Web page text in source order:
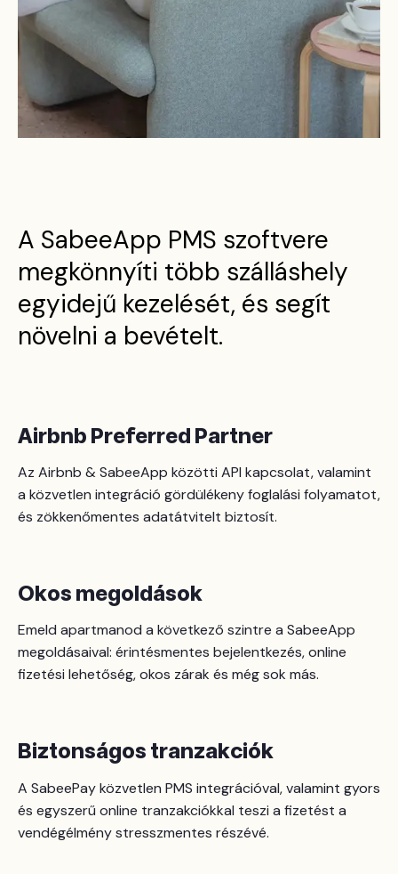
A SabeeApp PMS szoftvere
megkönnyíti több szálláshely
egyidejű kezelését, és segít
növelni a bevételt.
Airbnb Preferred Partner
Az Airbnb & SabeeApp közötti API kapcsolat, valamint
a közvetlen integráció gördülékeny foglalási folyamatot,
és zökkenőmentes adatátvitelt biztosít.
Okos megoldások
Emeld apartmanod a következő szintre a SabeeApp
megoldásaival: érintésmentes bejelentkezés, online
fizetési lehetőség, okos zárak és még sok más.
Biztonságos tranzakciók
A SabeePay közvetlen PMS integrációval, valamint gyors
és egyszerű online tranzakciókkal teszi a fizetést a
vendégélmény stresszmentes részévé.